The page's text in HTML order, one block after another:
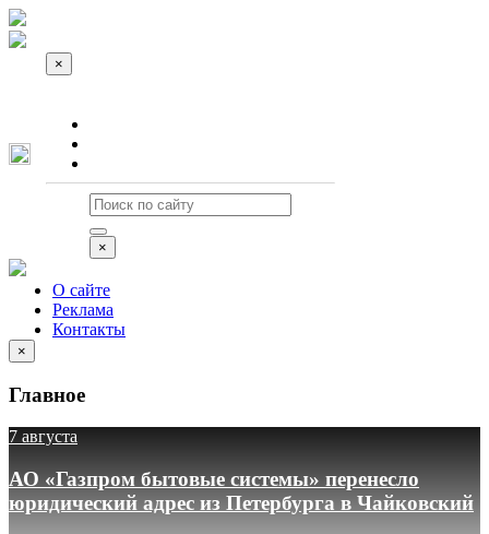
×
×
О сайте
Реклама
Контакты
×
Главное
7 августа
АО «Газпром бытовые системы» перенесло
юридический адрес из Петербурга в Чайковский